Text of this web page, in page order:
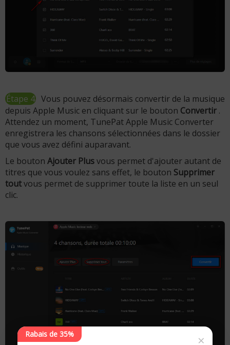
Rabais de 35% ×
Étape 4 Vous pouvez désormais convertir de la musique
depuis Apple Music en cliquant sur le bouton Convertir .
Attendez un moment, TunePat Apple Music Converter
enregistrera les chansons sélectionnées dans le dossier
que vous avez défini auparavant.
Le bouton Ajouter Plusvous permet d'ajouter autant de
titres que vous voulez sans effet, le bouton Supprimer
toutvous permet de supprimer toute la liste en un seul
clic.